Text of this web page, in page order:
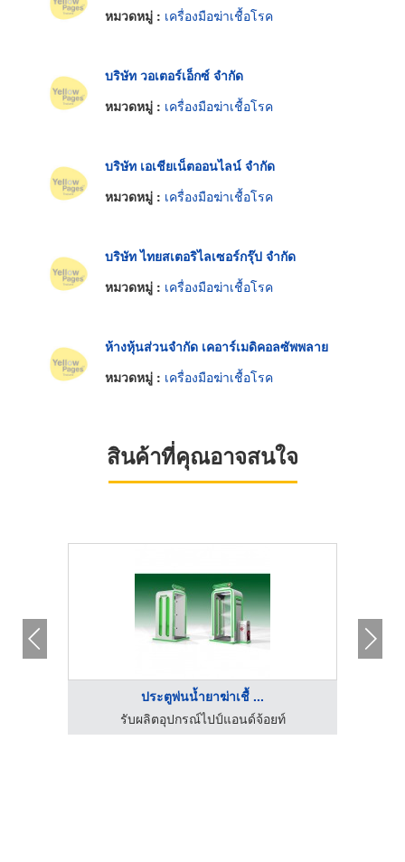
หมวดหมู่ : เครื่องมือฆ่าเชื้อโรค
บริษัท วอเตอร์เอ็กซ์ จำกัด
หมวดหมู่ : เครื่องมือฆ่าเชื้อโรค
บริษัท เอเชียเน็ตออนไลน์ จำกัด
หมวดหมู่ : เครื่องมือฆ่าเชื้อโรค
บริษัท ไทยสเตอริไลเซอร์กรุ๊ป จำกัด
หมวดหมู่ : เครื่องมือฆ่าเชื้อโรค
ห้างหุ้นส่วนจำกัด เคอาร์เมดิคอลซัพพลาย
หมวดหมู่ : เครื่องมือฆ่าเชื้อโรค
สินค้าที่คุณอาจสนใจ
ประตูพ่นน้ำยาฆ่าเชื้ ...
รับผลิตอุปกรณ์ไปป์แอนด์จ้อยท์